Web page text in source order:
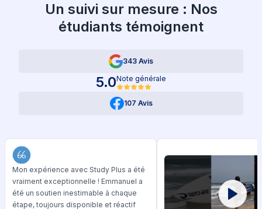
Un suivi sur mesure : Nos
étudiants témoignent
343 Avis
5.0Note générale
107 Avis
Mon expérience avec Study Plus a été
vraiment exceptionnelle ! Emmanuel a
été un soutien inestimable à chaque
étape, toujours disponible et réactif